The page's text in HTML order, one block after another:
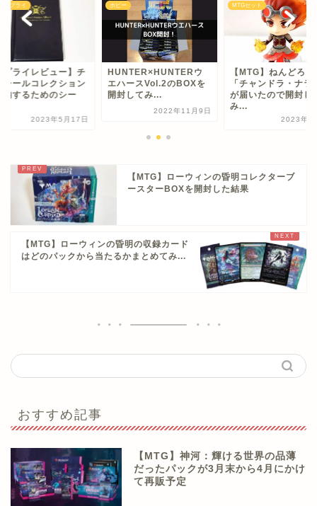
サプライ
プライレビュー】チ
シールコレクション
納するためのシー
2023年5月17日
ホビー
HUNTER×HUNTERウ
エハースVol.2のBOXを
開封してみ...
2022年11月9日
MTGセット
【MTG】ねんどろい
「チャンドラ・ナラ
が届いたので開封し
み...
2023年3
【MTG】ローウィンの昏明コレクターブ
ースターBOXを開封した結果
【MTG】ローウィンの昏明の収録カード
はどのパックから当たるかまとめてみ...
おすすめ記事
【MTG】神河：輝ける世界の品薄
だったパックが3月末から4月にかけ
て再販予定